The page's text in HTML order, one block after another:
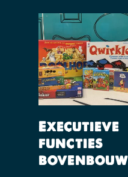
Executieve
functies
bovenbouw